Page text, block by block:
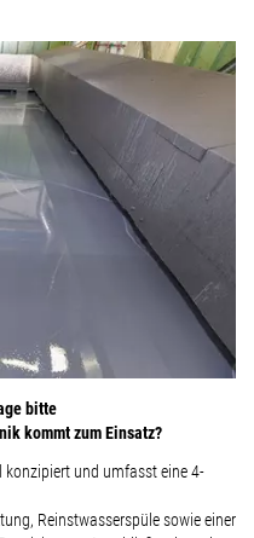
bitte
kommt zum Einsatz?
konzipiert und umfasst eine 4-
Reinstwasserspüle sowie einer